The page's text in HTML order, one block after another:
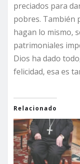
preciados para
pobres. También
hagan lo mismo,
patrimoniales
Dios ha dado
felicidad, esa es
Relacionado